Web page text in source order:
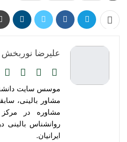
علیرضا نوربخش
موسس سایت
روانشناس بالینی
ایرانیان.